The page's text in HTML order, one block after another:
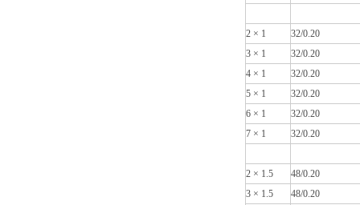
2 × 1
32/0.20
3 × 1
32/0.20
4 × 1
32/0.20
5 × 1
32/0.20
6 × 1
32/0.20
7 × 1
32/0.20
2 × 1.5
48/0.20
3 × 1.5
48/0.20